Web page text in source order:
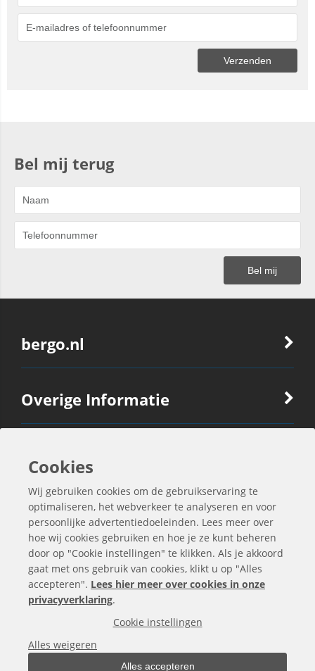
Bel mij terug
bergo.nl
Overige Informatie
Ook Interessant
Contactgegevens
Cookies
Wij gebruiken cookies om de gebruikservaring te
optimaliseren, het webverkeer te analyseren en voor
persoonlijke advertentiedoeleinden. Lees meer over
hoe wij cookies gebruiken en hoe je ze kunt beheren
door op "Cookie instellingen" te klikken. Als je akkoord
gaat met ons gebruik van cookies, klikt u op "Alles
accepteren". Lees hier meer over cookies in onze
privacyverklaring.
Cookie instellingen
Alles weigeren
Alles accepteren